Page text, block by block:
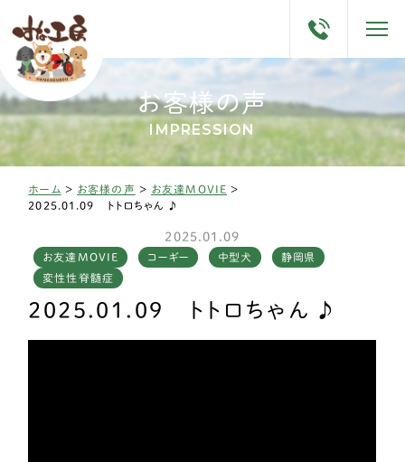
お客様の声
IMPRESSION
ホーム > お客様の声 > お友達MOVIE >
2025.01.09 トトロちゃん ♪
2025.01.09
お友達MOVIE コーギー 中型犬
静岡県
変性性脊髄症
2025.01.09 トトロちゃん ♪